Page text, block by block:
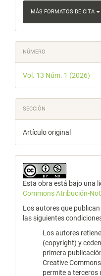
MÁS FORMATOS DE CITA
NÚMERO
Vol. 13 Núm. 1 (2026)
SECCIÓN
Artículo original
Esta obra está bajo una
Commons Atribución-
Los autores que publican
las siguientes
Los autores
(copyright) y
primera
Creative
permite a terceros